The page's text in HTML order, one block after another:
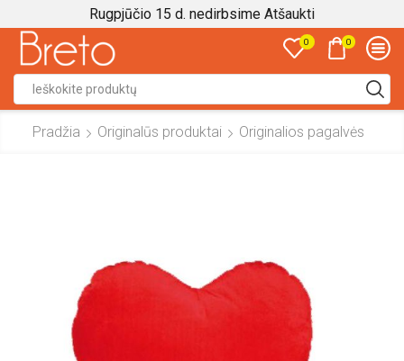
Rugpjūčio 15 d. nedirbsime Atšaukti
0 0
input
Pradžia Originalūs produktai Originalios pagalvės